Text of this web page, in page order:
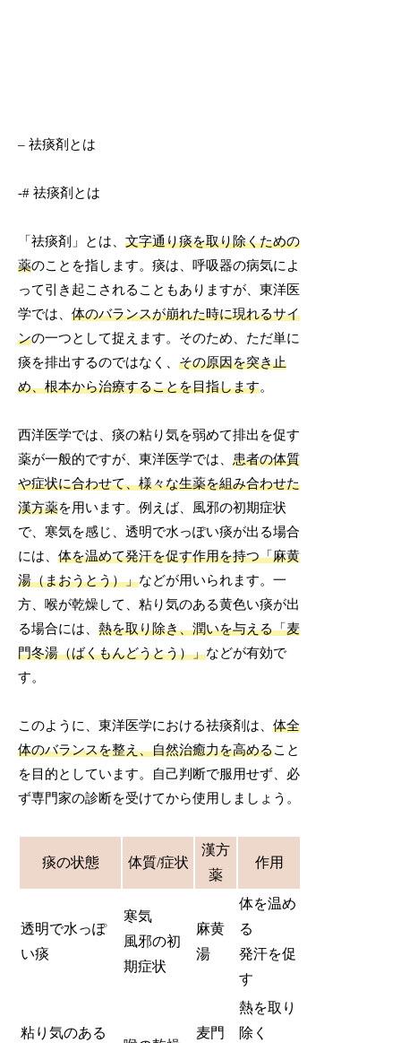
– 祛痰剤とは
-# 祛痰剤とは
「祛痰剤」とは、文字通り痰を取り除くための
薬のことを指します。痰は、呼吸器の病気によ
って引き起こされることもありますが、東洋医
学では、体のバランスが崩れた時に現れるサイ
ンの一つとして捉えます。そのため、ただ単に
痰を排出するのではなく、その原因を突き止
め、根本から治療することを目指します。
西洋医学では、痰の粘り気を弱めて排出を促す
薬が一般的ですが、東洋医学では、患者の体質
や症状に合わせて、様々な生薬を組み合わせた
漢方薬を用います。例えば、風邪の初期症状
で、寒気を感じ、透明で水っぽい痰が出る場合
には、体を温めて発汗を促す作用を持つ「麻黄
湯（まおうとう）」などが用いられます。一
方、喉が乾燥して、粘り気のある黄色い痰が出
る場合には、熱を取り除き、潤いを与える「麦
門冬湯（ばくもんどうとう）」などが有効で
す。
このように、東洋医学における祛痰剤は、体全
体のバランスを整え、自然治癒力を高めること
を目的としています。自己判断で服用せず、必
ず専門家の診断を受けてから使用しましょう。
痰の状態 体質/症状
漢方
薬
作用
透明で水っぽ
い痰
寒気
風邪の初
期症状
麻黄
湯
体を温め
る
発汗を促
す
粘り気のある
麦門
熱を取り
除く